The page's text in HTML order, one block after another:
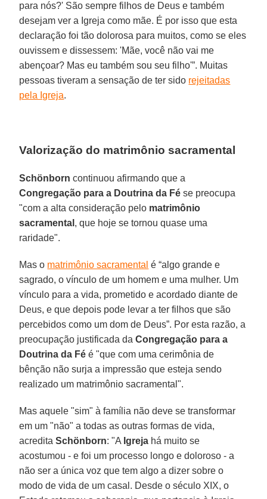
para nós?' São sempre filhos de Deus e também
desejam ver a Igreja como mãe. É por isso que esta
declaração foi tão dolorosa para muitos, como se eles
ouvissem e dissessem: 'Mãe, você não vai me
abençoar? Mas eu também sou seu filho'”. Muitas
pessoas tiveram a sensação de ter sido rejeitadas
pela Igreja.
Valorização do matrimônio sacramental
Schönborn continuou afirmando que a
Congregação para a Doutrina da Fé se preocupa
"com a alta consideração pelo matrimônio
sacramental , que hoje se tornou quase uma
raridade".
Mas o matrimônio sacramental é “algo grande e
sagrado, o vínculo de um homem e uma mulher. Um
vínculo para a vida, prometido e acordado diante de
Deus, e que depois pode levar a ter filhos que são
percebidos como um dom de Deus”. Por esta razão, a
preocupação justificada daCongregação para a
Doutrina da Fé é "que com uma cerimônia de
bênção não surja a impressão que esteja sendo
realizado um matrimônio sacramental".
Mas aquele "sim" à família não deve se transformar
em um "não" a todas as outras formas de vida,
acreditaSchönborn: "A Igreja há muito se
acostumou - e foi um processo longo e doloroso - a
não ser a única voz que tem algo a dizer sobre o
modo de vida de um casal. Desde o século XIX, o